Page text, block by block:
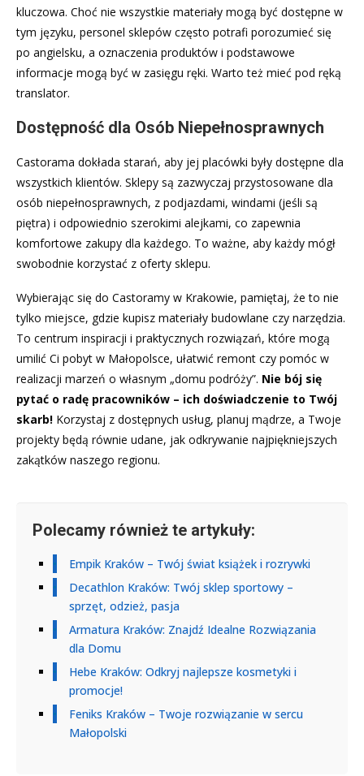
kluczowa. Choć nie wszystkie materiały mogą być dostępne w
tym języku, personel sklepów często potrafi porozumieć się
po angielsku, a oznaczenia produktów i podstawowe
informacje mogą być w zasięgu ręki. Warto też mieć pod ręką
translator.
Dostępność dla Osób Niepełnosprawnych
Castorama dokłada starań, aby jej placówki były dostępne dla
wszystkich klientów. Sklepy są zazwyczaj przystosowane dla
osób niepełnosprawnych, z podjazdami, windami (jeśli są
piętra) i odpowiednio szerokimi alejkami, co zapewnia
komfortowe zakupy dla każdego. To ważne, aby każdy mógł
swobodnie korzystać z oferty sklepu.
Wybierając się do Castoramy w Krakowie, pamiętaj, że to nie
tylko miejsce, gdzie kupisz materiały budowlane czy narzędzia.
To centrum inspiracji i praktycznych rozwiązań, które mogą
umilić Ci pobyt w Małopolsce, ułatwić remont czy pomóc w
realizacji marzeń o własnym „domu podróży”. Nie bój się
pytać o radę pracowników – ich doświadczenie to Twój
skarb! Korzystaj z dostępnych usług, planuj mądrze, a Twoje
projekty będą równie udane, jak odkrywanie najpiękniejszych
zakątków naszego regionu.
Polecamy również te artykuły:
Empik Kraków – Twój świat książek i rozrywki
Decathlon Kraków: Twój sklep sportowy –
sprzęt, odzież, pasja
Armatura Kraków: Znajdź Idealne Rozwiązania
dla Domu
Hebe Kraków: Odkryj najlepsze kosmetyki i
promocje!
Feniks Kraków – Twoje rozwiązanie w sercu
Małopolski